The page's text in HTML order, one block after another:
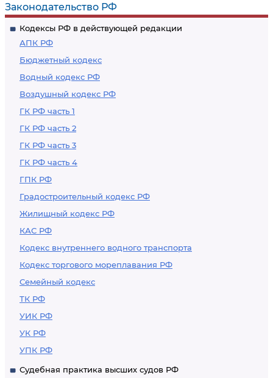
Законодательство РФ
Кодексы РФ в действующей редакции
АПК РФ
Бюджетный кодекс
Водный кодекс РФ
Воздушный кодекс РФ
ГК РФ часть 1
ГК РФ часть 2
ГК РФ часть 3
ГК РФ часть 4
ГПК РФ
Градостроительный кодекс РФ
Жилищный кодекс РФ
КАС РФ
Кодекс внутреннего водного транспорта
Кодекс торгового мореплавания РФ
Семейный кодекс
ТК РФ
УИК РФ
УК РФ
УПК РФ
Судебная практика высших судов РФ